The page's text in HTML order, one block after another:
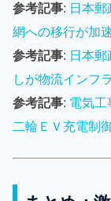
参考記事: 日本
網への移行が加
参考記事: 日本
しが物流インフ
参考記事: 電気工
二輪ＥＶ充電制